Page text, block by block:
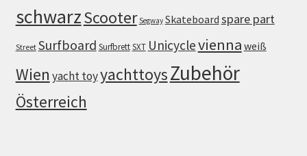
schwarzScooter Segway Skateboard spare part
Street Surfboard SurfbrettSXT Unicyclevienna weiß
Wien yacht toyyachttoysZubehör
Österreich